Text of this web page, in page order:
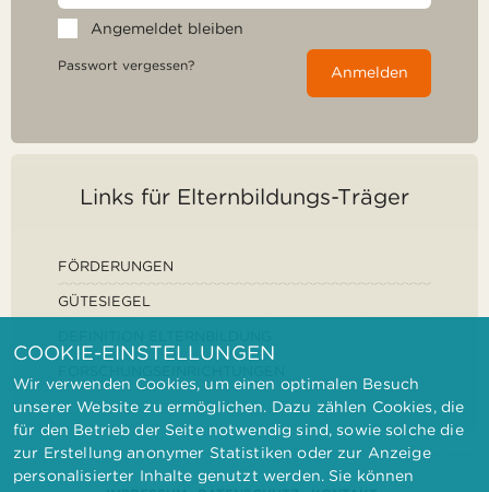
Angemeldet bleiben
Passwort vergessen? Anmelden
Links für Elternbildungs-Träger
FÖRDERUNGEN
GÜTESIEGEL
COOKIE-EINSTELLUNGEN
Wir verwenden Cookies, um einen optimalen Besuch
unserer Website zu ermöglichen. Dazu zählen Cookies, die
für den Betrieb der Seite notwendig sind, sowie solche die
zur Erstellung anonymer Statistiken oder zur Anzeige
personalisierter Inhalte genutzt werden. Sie können